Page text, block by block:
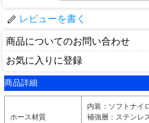
レビューを書く
商品についてのお問い合わせ
お気に入りに登録
商品詳細
ホース材質
内装：ソフトナイ
補強層：ステンレ